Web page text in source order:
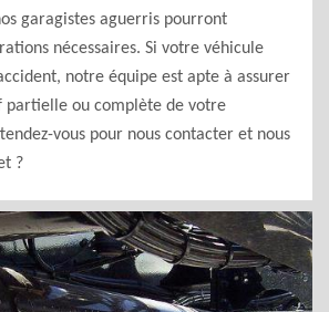
garagistes aguerris pourront
nécessaires. Si votre véhicule
notre équipe est apte à assurer
partielle ou complète de votre
vous pour nous contacter et nous
?